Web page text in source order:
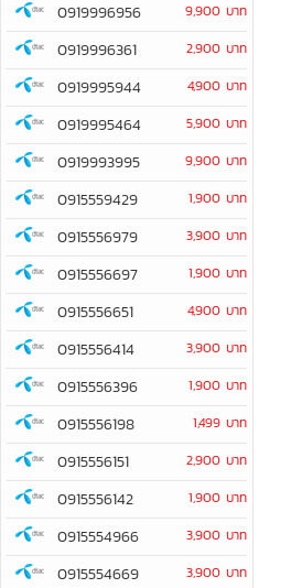
0919996956 9,900 บาท
0919996361 2,900 บาท
0919995944 4,900 บาท
0919995464 5,900 บาท
0919993995 9,900 บาท
0915559429 1,900 บาท
0915556979 3,900 บาท
0915556697 1,900 บาท
0915556651 4,900 บาท
0915556414 3,900 บาท
0915556396 1,900 บาท
0915556198 1,499 บาท
0915556151 2,900 บาท
0915556142 1,900 บาท
0915554966 3,900 บาท
0915554669 3,900 บาท